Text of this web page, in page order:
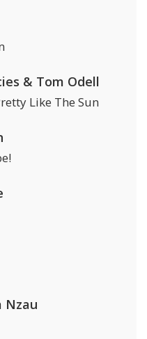
& Tom Odell
Like The Sun
Nzau